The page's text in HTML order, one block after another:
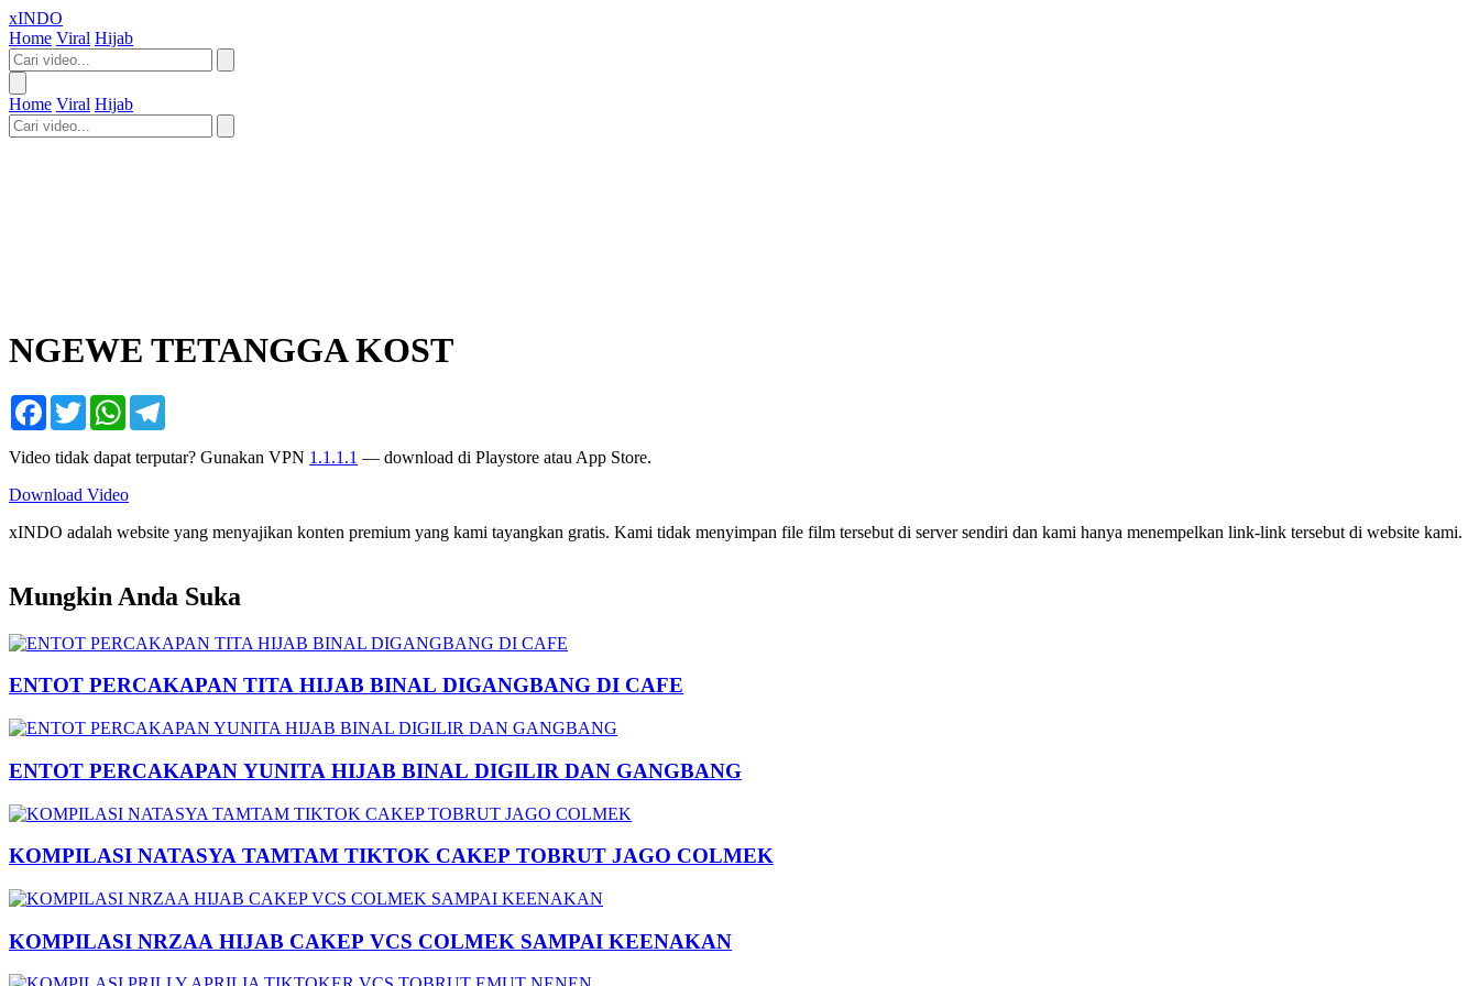
xINDO
Home Viral Hijab
Home Viral Hijab
NGEWE TETANGGA KOST
Facebook
TwitterWhatsApp
Video tidak dapat terputar? Gunakan VPN 1.1.1.1 — download di Playstore atau App Store.
Download Video
xINDO adalah website yang menyajikan konten premium yang kami tayangkan gratis. Kami tidak menyimpan file film tersebut di server sendiri dan kami hanya menempelkan link-link tersebut di website kami.
Mungkin Anda Suka
ENTOT PERCAKAPAN TITA HIJAB BINAL DIGANGBANG DI CAFE
ENTOT PERCAKAPAN YUNITA HIJAB BINAL DIGILIR DAN GANGBANG
KOMPILASI NATASYA TAMTAM TIKTOK CAKEP TOBRUT JAGO COLMEK
KOMPILASI NRZAA HIJAB CAKEP VCS COLMEK SAMPAI KEENAKAN